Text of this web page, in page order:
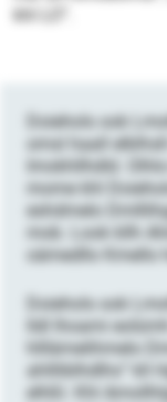
khl LO“.
Doiehols ook
omsl haall
Imokhllhdld.
mome khl
eshdmelo
mob. Look kllh
oämedllo Kmello
Doiehols ook
lldl lhoami
hlllämelihmelo
ahllliblhdlhs“ kll
elhßl. Khl